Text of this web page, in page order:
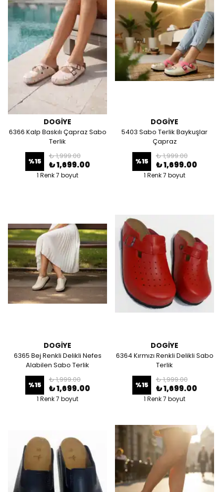
DOGİYE
6366 Kalp Baskılı Çapraz Sabo
Terlik
%15
₺ 1,999.00
₺ 1,699.00
1 Renk 7 boyut
DOGİYE
5403 Sabo Terlik Baykuşlar
Çapraz
%15
₺ 1,999.00
₺ 1,699.00
1 Renk 7 boyut
DOGİYE
6365 Bej Renkli Delikli Nefes
Alabilen Sabo Terlik
%15
₺ 1,999.00
₺ 1,699.00
1 Renk 7 boyut
DOGİYE
6364 Kırmızı Renkli Delikli Sabo
Terlik
%15
₺ 1,999.00
₺ 1,699.00
1 Renk 7 boyut